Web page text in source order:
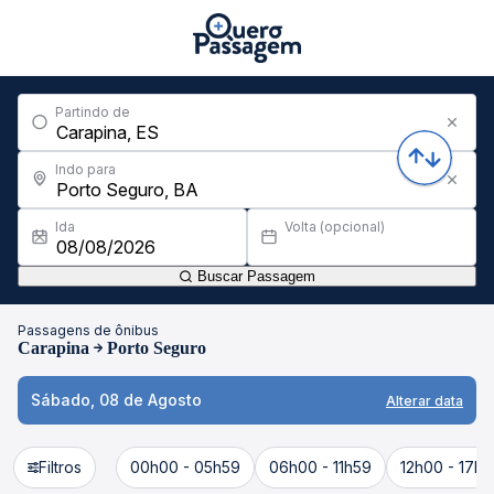
Partindo de
Indo para
Ida Volta (opcional)
Buscar Passagem
Passagens de ônibus
Carapina Porto Seguro
Sábado, 08 de Agosto Alterar data
Filtros 00h00 - 05h59 06h00 - 11h59 12h00 -